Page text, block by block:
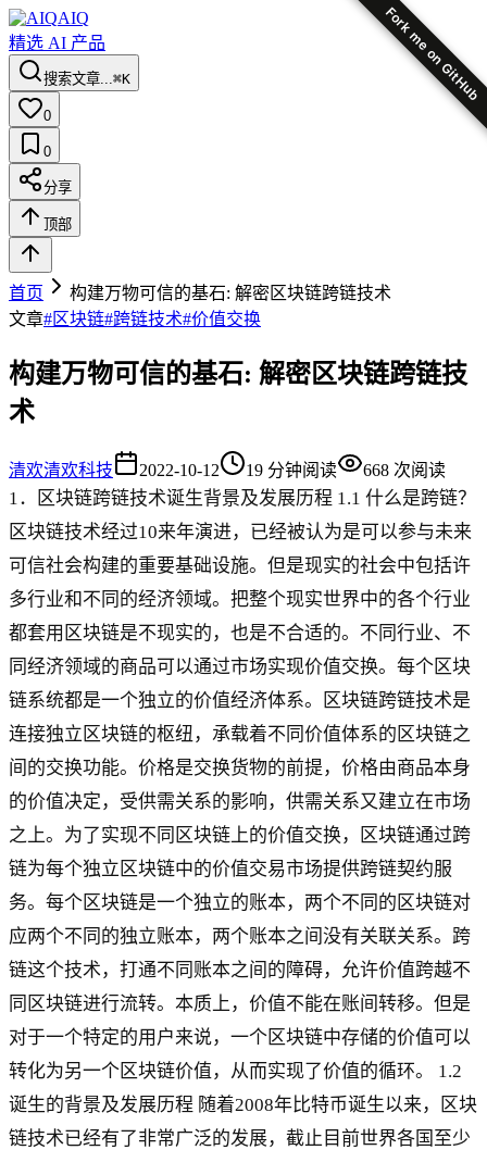
Fork me on GitHub
AIQ
精选 AI 产品
搜索文章...⌘K
0
0
分享
顶部
首页
构建万物可信的基石: 解密区块链跨链技术
文章#区块链#跨链技术#价值交换
构建万物可信的基石: 解密区块链跨链技
术
清欢清欢科技 2022-10-12 19 分钟阅读 668 次阅读
1．区块链跨链技术诞生背景及发展历程 1.1 什么是跨链？
区块链技术经过10来年演进，已经被认为是可以参与未来
可信社会构建的重要基础设施。但是现实的社会中包括许
多行业和不同的经济领域。把整个现实世界中的各个行业
都套用区块链是不现实的，也是不合适的。不同行业、不
同经济领域的商品可以通过市场实现价值交换。每个区块
链系统都是一个独立的价值经济体系。区块链跨链技术是
连接独立区块链的枢纽，承载着不同价值体系的区块链之
间的交换功能。价格是交换货物的前提，价格由商品本身
的价值决定，受供需关系的影响，供需关系又建立在市场
之上。为了实现不同区块链上的价值交换，区块链通过跨
链为每个独立区块链中的价值交易市场提供跨链契约服
务。每个区块链是一个独立的账本，两个不同的区块链对
应两个不同的独立账本，两个账本之间没有关联关系。跨
链这个技术，打通不同账本之间的障碍，允许价值跨越不
同区块链进行流转。本质上，价值不能在账间转移。但是
对于一个特定的用户来说，一个区块链中存储的价值可以
转化为另一个区块链价值，从而实现了价值的循环。 1.2
诞生的背景及发展历程 随着2008年比特币诞生以来，区块
链技术已经有了非常广泛的发展，截止目前世界各国至少